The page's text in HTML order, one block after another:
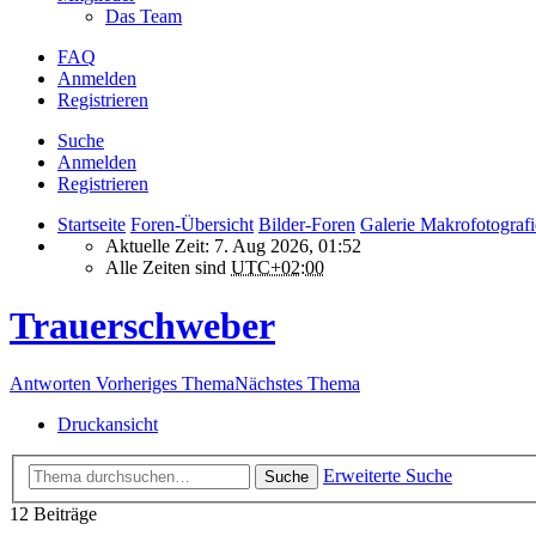
Das Team
FAQ
Anmelden
Registrieren
Suche
Anmelden
Registrieren
Startseite Foren-Übersicht Bilder-Foren Galerie
Aktuelle Zeit: 7. Aug 2026, 01:52
Alle Zeiten sind UTC+02:00
Trauerschweber
Antworten Vorheriges ThemaNächstes Thema
Druckansicht
Suche
Erweiterte Suche
12 Beiträge